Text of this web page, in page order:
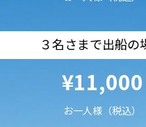
３名さまで出船の
¥11,000
お一人様（税込）